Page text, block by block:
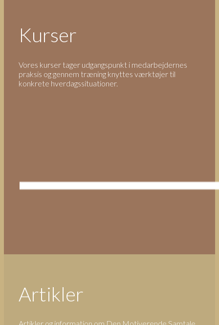
Kurser
Vores kurser tager udgangspunkt i medarbejdernes
praksis og gennem træning knyttes værktøjer til
konkrete hverdagssituationer.
Artikler